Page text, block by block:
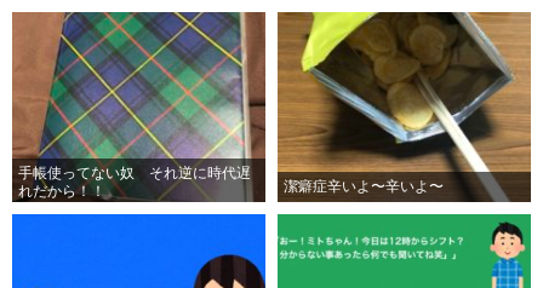
手帳使ってない奴 それ逆に時代遅
れだから！！
潔癖症辛いよ〜辛いよ〜